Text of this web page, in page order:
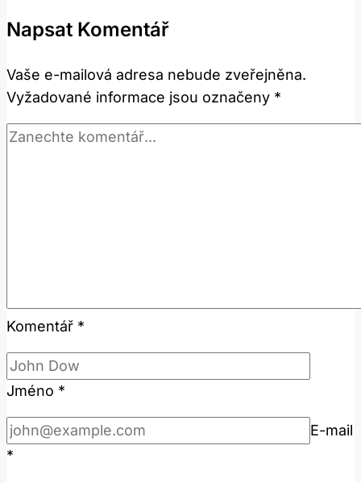
při
Co
to
signalizuje?
Napsat Komentář
Vaše e-mailová adresa nebude zveřejněna.
Vyžadované informace jsou označeny *
Komentář *
Jméno *
E-mail
*